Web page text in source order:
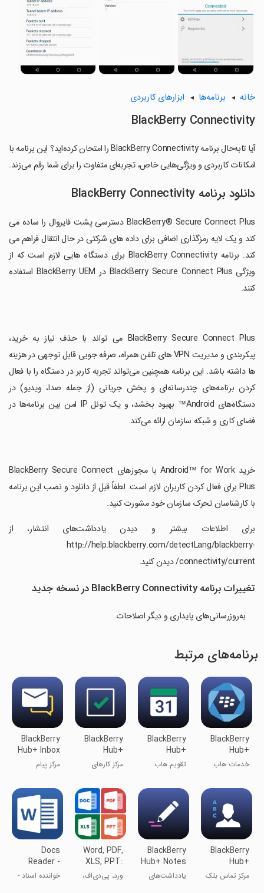
خانه برنامه‌ها ابزارهای کاربردی
BlackBerry Connectivity
آیا تابه‌حال برنامه BlackBerry Connectivity را امتحان کرده‌اید؟ این برنامه با
امکانات کاربردی و ویژگی‌هایی خاص، تجربه‌ای متفاوت را برای شما رقم می‌زند.
دانلود برنامه BlackBerry Connectivity
BlackBerry® Secure Connect Plus دسترسی پشت فایروال را ساده می
کند و یک لایه رمزگذاری اضافی برای داده های شرکتی در حال انتقال فراهم می
کند. برنامه BlackBerry Connectivity برای دستگاه هایی لازم است که از
ویژگی BlackBerry Secure Connect Plus در BlackBerry UEM استفاده
کنند.
‏BlackBerry Secure Connect Plus می تواند با حذف نیاز به خرید،
پیکربندی و مدیریت VPN های تلفن همراه، صرفه جویی قابل توجهی در هزینه
ها داشته باشد. این برنامه همچنین می‌تواند تجربه کاربر در دستگاه را با فعال
کردن برنامه‌های چندرسانه‌ای و پخش جریانی (از جمله صدا، ویدیو) در
دستگاه‌های Android™ بهبود بخشد، و یک تونل IP امن بین برنامه‌ها در
فضای کاری و شبکه سازمان ارائه می‌کند.
‏خرید Android™ for Work با مجوزهای BlackBerry Secure Connect
Plus برای فعال کردن کاربران لازم است. لطفاً قبل از دانلود و نصب این برنامه
با کارشناسان تحرک سازمان خود مشورت کنید.
‏برای اطلاعات بیشتر و دیدن یادداشت‌های انتشار، از
http://help.blackberry.com/detectLang/blackberry-
connectivity/current/ دیدن کنید.
تغییرات برنامه BlackBerry Connectivity در نسخه جدید
به‌روزرسانی‌های پایداری و دیگر اصلاحات.
برنامه‌های مرتبط
BlackBerry
Hub+
Services
خدمات هاب
BlackBerry
Hub+
Calendar
تقویم هاب
BlackBerry
Hub+
Tasks
مرکز کارهای
Hub+
BlackBerry
Hub+ Inbox
مرکز پیام
Hub+
BlackBerry
Hub+
Contacts
مرکز تماس بلک
BlackBerry
Hub+ Notes
یادداشت‌های
Word, PDF,
XLS, PPT:
A1 Office
ورد، پی‌دی‌اف،
Docs
Reader -
Word office
خواننده اسناد -